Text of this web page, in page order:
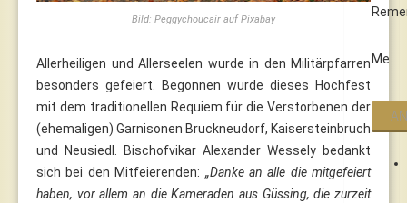
Me
Bild: Peggychoucair auf Pixabay
Allerheiligen und Allerseelen wurde in den Militärpfarren
besonders gefeiert. Begonnen wurde dieses Hochfest
mit dem traditionellen Requiem für die Verstorbenen der
(ehemaligen) Garnisonen Bruckneudorf, Kaisersteinbruch
und Neusiedl. Bischofvikar Alexander Wessely bedankt
sich bei den Mitfeierenden: „Danke an alle die mitgefeiert
haben, vor allem an die Kameraden aus Güssing, die zurzeit